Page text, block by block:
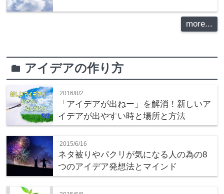
more...
folder アイデアの作り方
2016/8/2
「アイデアが出ねー」を解消！新しいア
イデアが出やすい時と場所と方法
2015/6/16
ネタ被りやパクリが気になる人の為の8
つのアイデア発想法とマインド